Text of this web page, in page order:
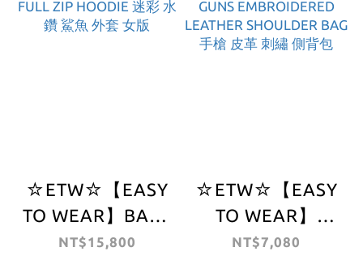
☆ETW☆【EASY
TO WEAR】BAPE
ABC CAMO
NT$15,800
☆ETW☆【EASY
TO WEAR】
SUPREME 26SS
NT$7,080